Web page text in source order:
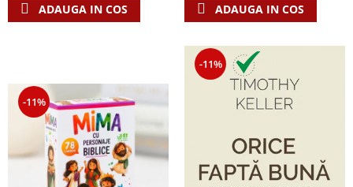
ADAUGA IN COS ADAUGA IN COS
-11%
-11%